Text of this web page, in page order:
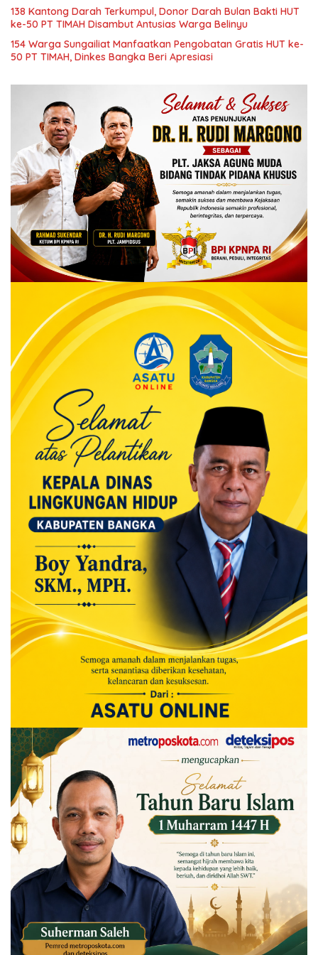
138 Kantong Darah Terkumpul, Donor Darah Bulan Bakti HUT
ke-50 PT TIMAH Disambut Antusias Warga Belinyu
154 Warga Sungailiat Manfaatkan Pengobatan Gratis HUT ke-
50 PT TIMAH, Dinkes Bangka Beri Apresiasi